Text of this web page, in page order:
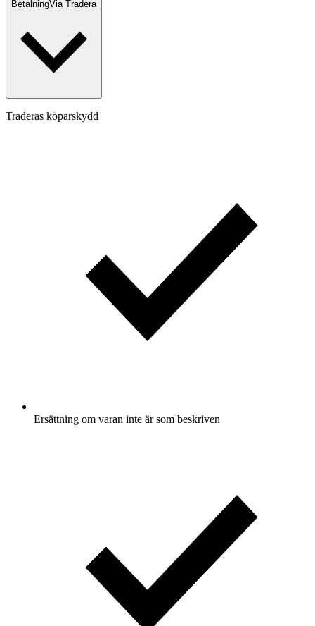
BetalningVia Tradera
Traderas köparskydd
Ersättning om varan inte är som beskriven